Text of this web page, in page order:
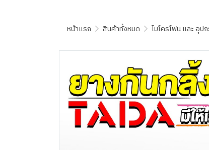
หน้าแรก สินค้าทั้งหมด ไมโครโฟน และ อุป